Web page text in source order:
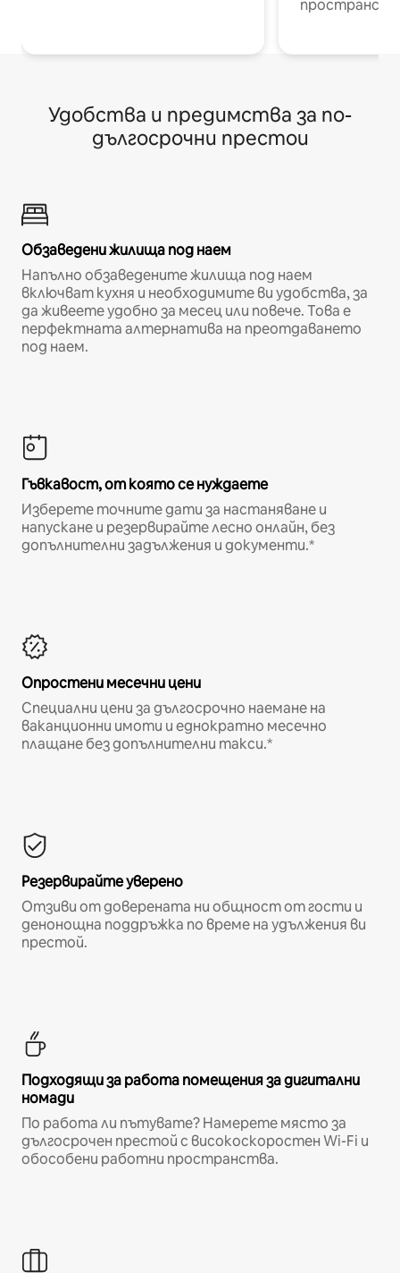
Удобства и предимства за по-
дългосрочни престои
Обзаведени жилища под наем
Напълно обзаведените жилища под наем
включват кухня и необходимите ви удобства, за
да живеете удобно за месец или повече. Това е
перфектната алтернатива на преотдаването
под наем.
Гъвкавост, от която се нуждаете
Изберете точните дати за настаняване и
напускане и резервирайте лесно онлайн, без
допълнителни задължения и документи.*
Опростени месечни цени
Специални цени за дългосрочно наемане на
ваканционни имоти и еднократно месечно
плащане без допълнителни такси.*
Резервирайте уверено
Отзиви от доверената ни общност от гости и
денонощна поддръжка по време на удължения ви
престой.
Подходящи за работа помещения за дигитални
номади
По работа ли пътувате? Намерете място за
дългосрочен престой с високоскоростен Wi-Fi и
обособени работни пространства.